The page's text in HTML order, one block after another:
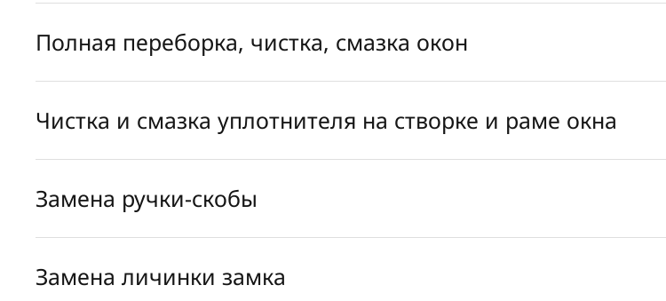
Полная переборка, чистка, смазка окон
Чистка и смазка уплотнителя на створке и раме окна
Замена ручки-скобы
Замена личинки замка